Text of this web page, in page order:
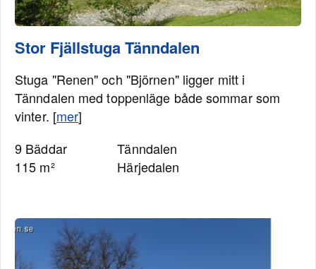
Stor Fjällstuga Tänndalen
Stuga "Renen" och "Björnen" ligger mitt i
Tänndalen med toppenläge både sommar som
vinter. [mer]
9 Bäddar
115 m²
Tänndalen
Härjedalen